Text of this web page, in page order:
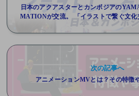
日本のアクアスターとカンボジアの
MATIONが交流。 「イラストで繋ぐ文
次の記事へ
アニメーションMVとは？その特徴